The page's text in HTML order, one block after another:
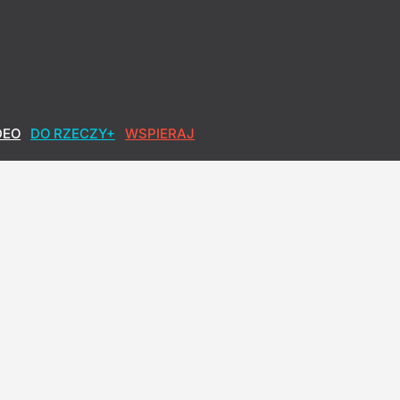
DO RZECZY+ WSPIERAJ